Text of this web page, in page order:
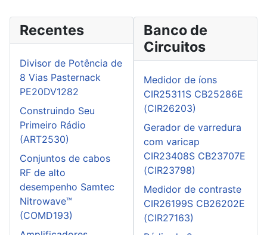
Recentes
Divisor de Potência de
8 Vias Pasternack
PE20DV1282
Construindo Seu
Primeiro Rádio
(ART2530)
Conjuntos de cabos
RF de alto
desempenho Samtec
Nitrowave™
(COMD193)
Banco de
Circuitos
Medidor de íons
CIR25311S CB25286E
(CIR26203)
Gerador de varredura
com varicap
CIR23408S CB23707E
(CIR23798)
Medidor de contraste
CIR26199S CB26202E
(CIR27163)